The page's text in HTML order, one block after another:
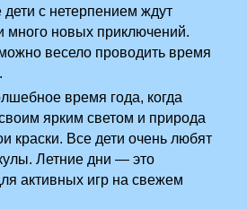
дети с нетерпением ждут
много новых приключений.
весело проводить время
время года, когда
ярким светом и природа
краски. Все дети очень любят
Летние дни — это
активных игр на свежем